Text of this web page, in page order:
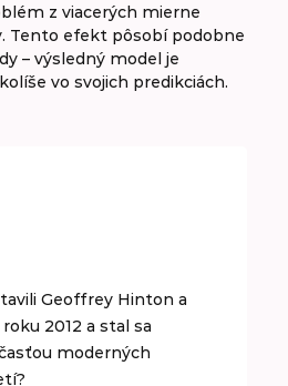
z viacerých mierne
Tento efekt pôsobí podobne
– výsledný model je
vo svojich predikciách.
Geoffrey Hinton a
2012 a stal sa
moderných